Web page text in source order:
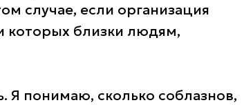
случае, если организация
которых близки людям,
Я понимаю, сколько соблазнов,